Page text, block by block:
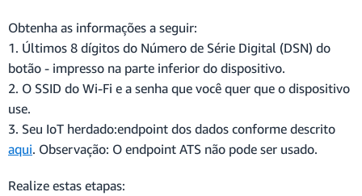
Obtenha as informações a seguir:
1. Últimos 8 dígitos do Número de Série Digital (DSN) do
botão - impresso na parte inferior do dispositivo.
2. O SSID do Wi-Fi e a senha que você quer que o dispositivo
use.
3. Seu IoT herdado:endpoint dos dados conforme descrito
aqui. Observação: O endpoint ATS não pode ser usado.
Realize estas etapas: